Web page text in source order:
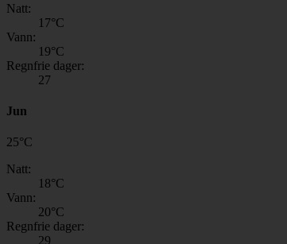
Natt:
17°C
Vann:
19°C
Regnfrie dager:
27
Jun
25°C
Natt:
18°C
Vann:
20°C
Regnfrie dager:
29